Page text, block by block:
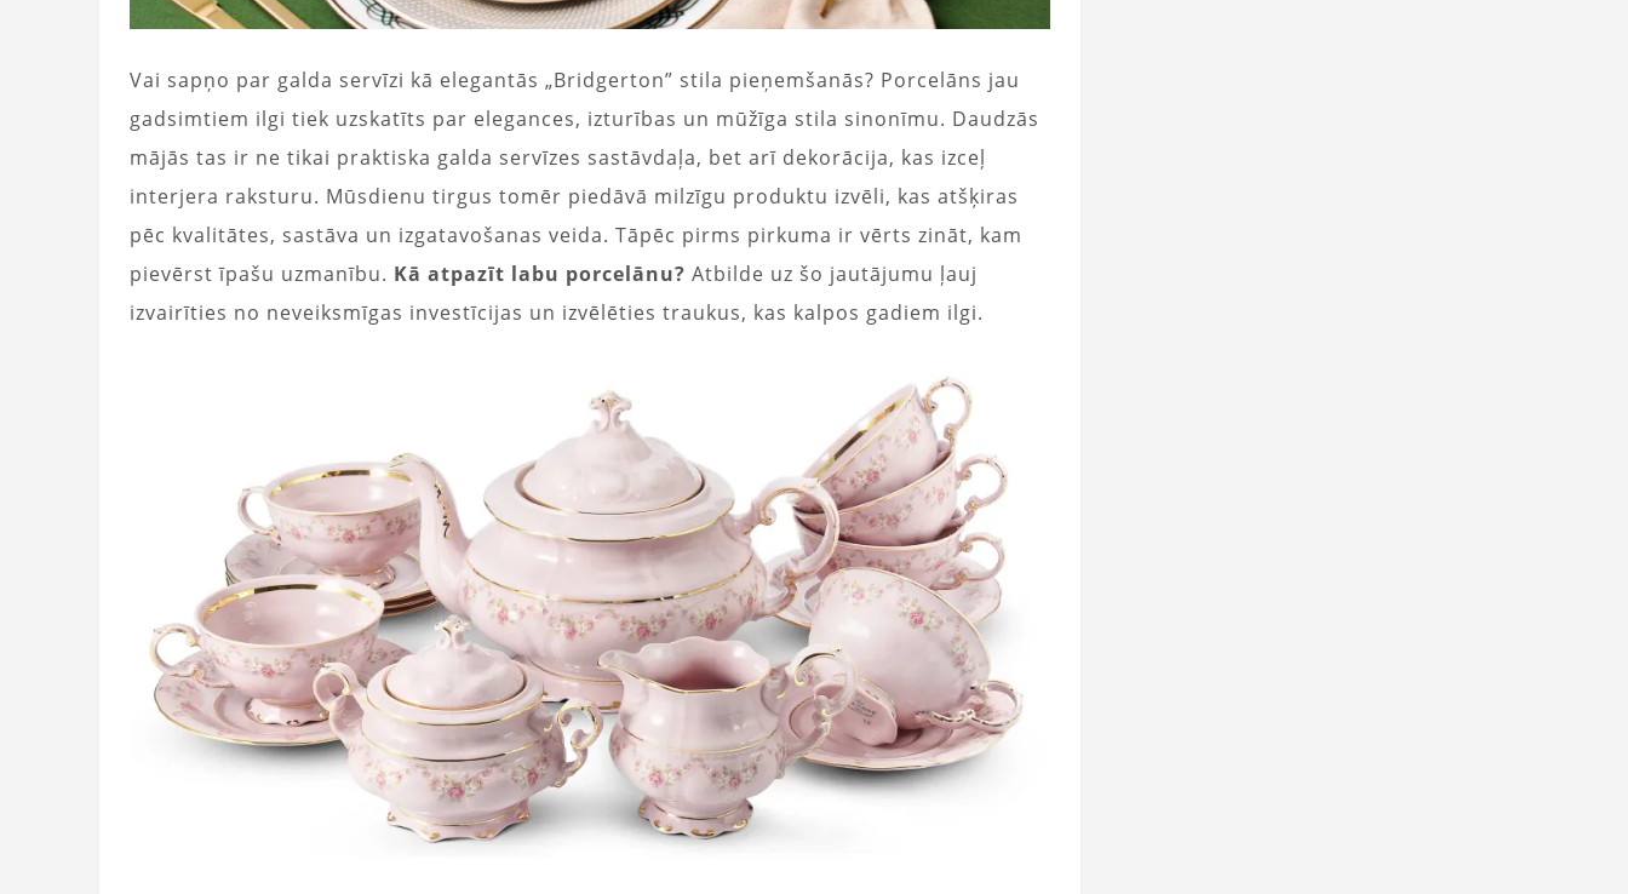
Vai sapņo par galda servīzi kā elegantās „Bridgerton” stila pieņemšanās? Porcelāns jau
gadsimtiem ilgi tiek uzskatīts par elegances, izturības un mūžīga stila sinonīmu. Daudzās
mājās tas ir ne tikai praktiska galda servīzes sastāvdaļa, bet arī dekorācija, kas izceļ
interjera raksturu. Mūsdienu tirgus tomēr piedāvā milzīgu produktu izvēli, kas atšķiras
pēc kvalitātes, sastāva un izgatavošanas veida. Tāpēc pirms pirkuma ir vērts zināt, kam
pievērst īpašu uzmanību. Kā atpazīt labu porcelānu? Atbilde uz šo jautājumu ļauj
izvairīties no neveiksmīgas investīcijas un izvēlēties traukus, kas kalpos gadiem ilgi.